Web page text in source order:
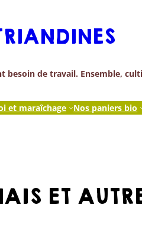
besoin de travail. Ensemble,
et maraîchage Nos paniers bio
ET